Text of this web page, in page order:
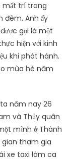
mất trí trong
đêm. Anh ấy
gọi là một
hiện với kinh
khi phát hành.
mùa hè năm
ta năm nay 26
và Thủy quân
mình ở Thành
gian tham gia
xe taxi làm ca